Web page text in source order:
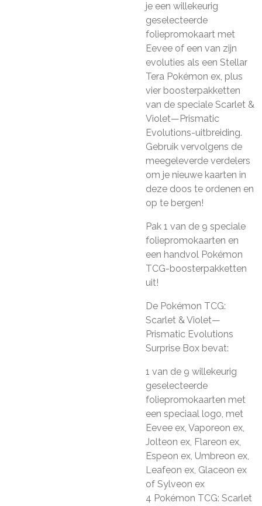
je een willekeurig
geselecteerde
foliepromokaart met
Eevee of een van zijn
evoluties als een Stellar
Tera Pokémon ex, plus
vier boosterpakketten
van de speciale Scarlet &
Violet—Prismatic
Evolutions-uitbreiding.
Gebruik vervolgens de
meegeleverde verdelers
om je nieuwe kaarten in
deze doos te ordenen en
op te bergen!
Pak 1 van de 9 speciale
foliepromokaarten en
een handvol Pokémon
TCG-boosterpakketten
uit!
De Pokémon TCG:
Scarlet & Violet—
Prismatic Evolutions
Surprise Box bevat:
1 van de 9 willekeurig
geselecteerde
foliepromokaarten met
een speciaal logo, met
Eevee ex, Vaporeon ex,
Jolteon ex, Flareon ex,
Espeon ex, Umbreon ex,
Leafeon ex, Glaceon ex
of Sylveon ex
4 Pokémon TCG: Scarlet